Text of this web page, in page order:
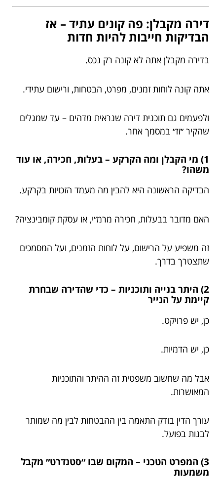
דירה מקבלן: פה קונים עתיד – אז
הבדיקות חייבות להיות חדות
בדירה מקבלן אתה לא קונה רק נכס.
אתה קונה לוחות זמנים, מפרט, הבטחות, ורישום עתידי.
ולפעמים גם תוכנית דירה שנראית מדהים – עד שמגלים
שהקיר ״זז״ במסמך אחר.
1) מי הקבלן ומה הקרקע – בעלות, חכירה, או עוד
משהו?
הבדיקה הראשונה היא להבין מה מעמד הזכויות בקרקע.
האם מדובר בבעלות, חכירה מרמ״י, או עסקת קומבינציה?
זה משפיע על הרישום, על לוחות הזמנים, ועל המסמכים
שתצטרך בדרך.
2) היתר בנייה ותוכניות – כדי שהדירה שבחרת
קיימת על הנייר
כן, יש פרויקט.
כן, יש הדמיות.
אבל מה שחשוב משפטית זה ההיתר והתוכניות
המאושרות.
עורך הדין בודק התאמה בין ההבטחות לבין מה שמותר
לבנות בפועל.
3) המפרט הטכני – המקום שבו ״סטנדרט״ מקבל
משמעות